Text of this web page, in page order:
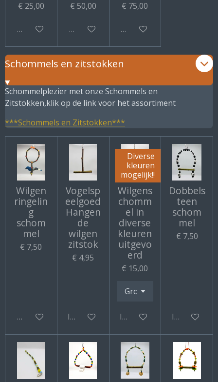
€ 25,00
Bekijk details
€ 50,00
Bekijk details
€ 75,00
Bekijk details
Schommels en zitstokken
Schommelplezier met onze Schommels en
Zitstokken,klik op de link voor het assortiment
***Schommels en Zitstokken***
Wilgen
ringelin
g
schom
mel
€ 7,50
Bekijk details
Vogelsp
eelgoed
Hangen
de
wilgen
zitstok
€ 4,95
In winkelwagen
Diverse
kleuren
mogelijk!!
Wilgens
chomm
el in
diverse
kleuren
uitgevo
erd
€ 15,00
In winkelwagen
Dobbels
teen
schom
mel
€ 7,50
In